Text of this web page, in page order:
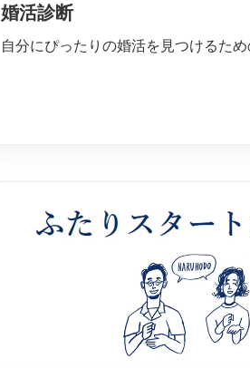
婚活診断
自分にぴったりの婚活を見つけるため